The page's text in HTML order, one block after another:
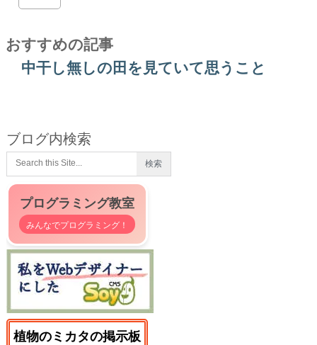
おすすめの記事
中干し無しの田を見ていて思うこと
ブログ内検索
プログラミング教室
みんなでプログラミング！
植物のミカタの掲示板